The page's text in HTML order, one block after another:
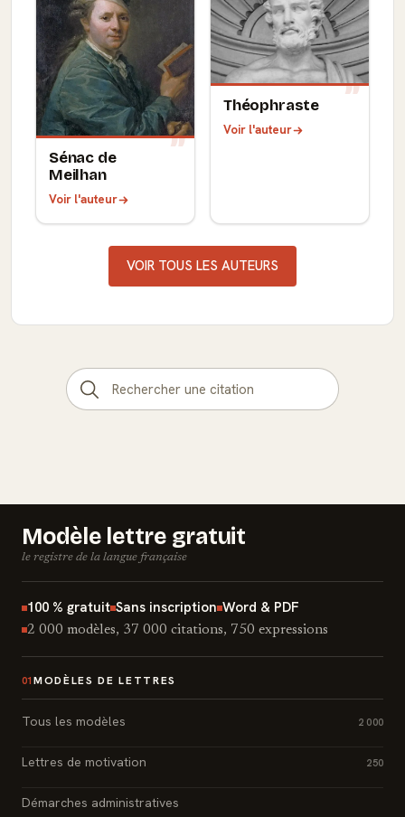
Sénac de
Meilhan
Voir l'auteur
Théophraste
Voir l'auteur
VOIR TOUS LES AUTEURS
Modèle lettre gratuit
le registre de la langue française
100 % gratuit Sans inscription Word & PDF
2 000 modèles, 37 000 citations, 750 expressions
01 MODÈLES DE LETTRES
Tous les modèles 2 000
Lettres de motivation 250
Démarches administratives